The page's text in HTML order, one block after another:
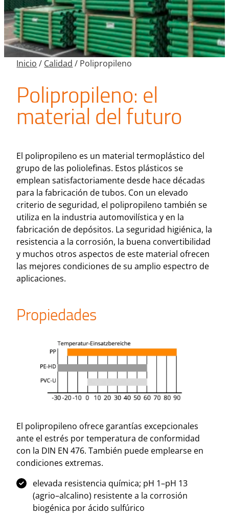
Inicio / Calidad / Polipropileno
Polipropileno: el
material del futuro
El polipropileno es un material termoplástico del
grupo de las poliolefinas. Estos plásticos se
emplean satisfactoriamente desde hace décadas
para la fabricación de tubos. Con un elevado
criterio de seguridad, el polipropileno también se
utiliza en la industria automovilística y en la
fabricación de depósitos. La seguridad higiénica, la
resistencia a la corrosión, la buena convertibilidad
y muchos otros aspectos de este material ofrecen
las mejores condiciones de su amplio espectro de
aplicaciones.
Propiedades
El polipropileno ofrece garantías excepcionales
ante el estrés por temperatura de conformidad
con la DIN EN 476. También puede emplearse en
condiciones extremas.
elevada resistencia química; pH 1–pH 13
(agrio–alcalino) resistente a la corrosión
biogénica por ácido sulfúrico